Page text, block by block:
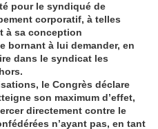
pour le syndiqué de
corporatif, à telles
à sa conception
bornant à lui demander, en
dans le syndicat les
le Congrès déclare
son maximum d’effet,
directement contre le
n’ayant pas, en tant